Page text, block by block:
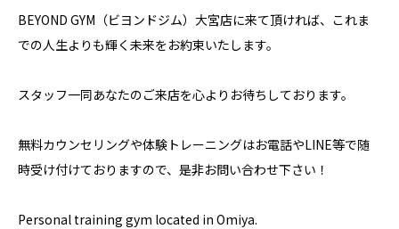
BEYOND GYM（ビヨンドジム）大宮店に来て頂ければ、これま
での人生よりも輝く未来をお約束いたします。
スタッフ一同あなたのご来店を心よりお待ちしております。
無料カウンセリングや体験トレーニングはお電話やLINE等で随
時受け付けておりますので、是非お問い合わせ下さい！
Personal training gym located in Omiya.